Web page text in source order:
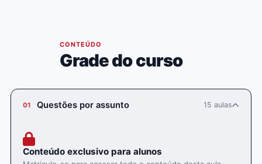
CONTEÚDO
Grade do curso
01 Questões por assunto 15 aulas
Conteúdo exclusivo para alunos